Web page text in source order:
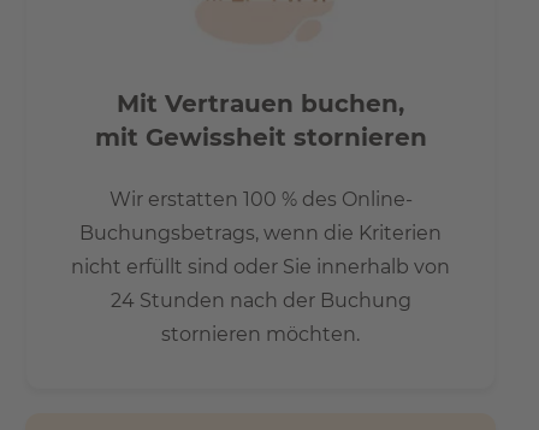
Mit Vertrauen buchen,
mit Gewissheit stornieren
Wir erstatten 100 % des Online-
Buchungsbetrags, wenn die Kriterien
nicht erfüllt sind oder Sie innerhalb von
24 Stunden nach der Buchung
stornieren möchten.